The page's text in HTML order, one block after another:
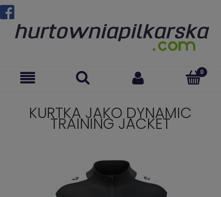
KURTKA JAKO DYNAMIC
TRAINING JACKET